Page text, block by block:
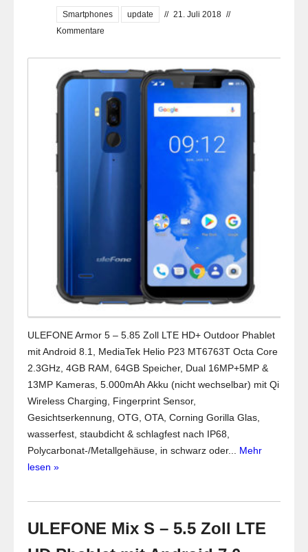
Smartphones update // 21. Juli 2018 //
Kommentare
ULEFONE Armor 5 – 5.85 Zoll LTE HD+ Outdoor Phablet
mit Android 8.1, MediaTek Helio P23 MT6763T Octa Core
2.3GHz, 4GB RAM, 64GB Speicher, Dual 16MP+5MP &
13MP Kameras, 5.000mAh Akku (nicht wechselbar) mit Qi
Wireless Charging, Fingerprint Sensor,
Gesichtserkennung, OTG, OTA, Corning Gorilla Glas,
wasserfest, staubdicht & schlagfest nach IP68,
Polycarbonat-/Metallgehäuse, in schwarz oder... Mehr
lesen »
ULEFONE Mix S – 5.5 Zoll LTE